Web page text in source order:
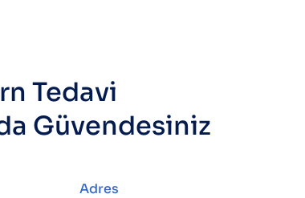
Tedavi
Güvendesiniz
Adres